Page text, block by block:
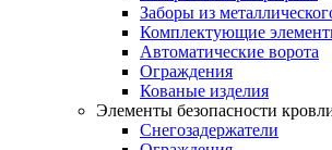
Заборы из
Комплектующие
Автоматические ворота
Ограждения
Кованые изделия
Элементы безопасности
Снегозадержатели